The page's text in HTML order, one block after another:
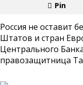
Pin
Россия не оставит
Штатов и стран
Центрального
правозащитница